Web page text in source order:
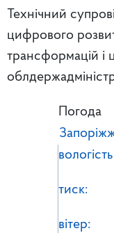
Технічний
цифрового
трансформацій і
Погода
тиск:
вітер: